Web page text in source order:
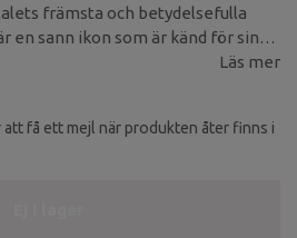
främsta och betydelsefulla
en sann ikon som är känd för sin
Läs mer
få ett mejl när produkten åter finns i